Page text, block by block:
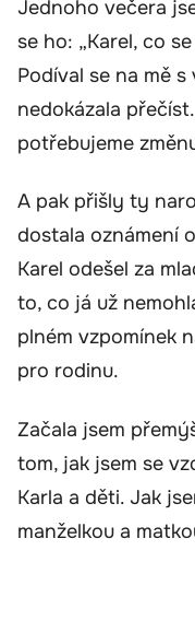
Jednoho večera
se ho: „Karel, co
Podíval se na mě
nedokázala
potřebujeme
A pak přišly ty
dostala oznámení
Karel odešel za
to, co já už
plném vzpomínek
pro rodinu.
Začala jsem
tom, jak jsem se
Karla a děti. Jak
manželkou a